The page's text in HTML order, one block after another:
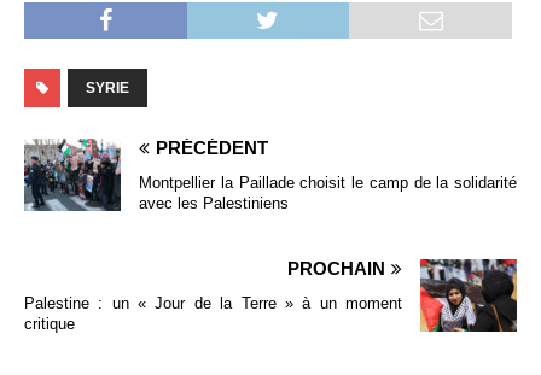
SYRIE
PRÉCÉDENT
Montpellier la Paillade choisit le camp de la solidarité
avec les Palestiniens
PROCHAIN
Palestine : un « Jour de la Terre » à un moment
critique